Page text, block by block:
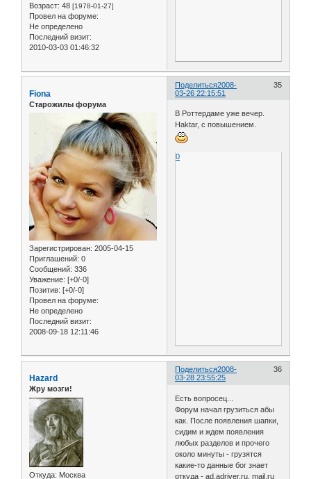
Возраст: 48 [1978-01-27]
Провел на форуме:
Не определено
Последний визит:
2010-03-03 01:46:32
Поделиться 35
2008-
03-26 22:15:51
Fiona
Старожилы форума
Зарегистрирован: 2005-04-15
Приглашений: 0
Сообщений: 336
Уважение: [+0/-0]
Позитив: [+0/-0]
Провел на форуме:
Не определено
Последний визит:
2008-09-18 12:11:46
В Роттердаме уже вечер.
Haktar, с повышением.
0
Поделиться 36
2008-
03-28 23:55:25
Hazard
Жру мозги!
Откуда: Москва
Есть вопросец...
Форум начал грузиться абы
как. После появления шапки,
сидим и ждем появления
любых разделов и прочего
около минуты - грузятся
какие-то данные бог знает
откуда - ad.adriver.ru, mail.ru